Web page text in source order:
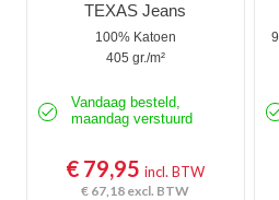
TEXAS Jeans
100% Katoen
405 gr./m²
Vandaag besteld,
maandag verstuurd
€ 79,95incl. BTW
€ 67,18 excl. BTW